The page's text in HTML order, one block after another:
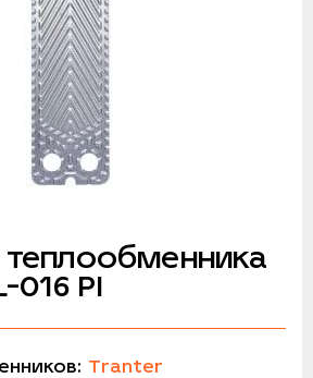
теплообменника
016 PI
Tranter